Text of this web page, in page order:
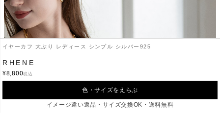
イヤーカフ 大ぶり レディース シンプル シルバー925
RHENE
¥8,800税込
色・サイズをえらぶ
イメージ違い返品・サイズ交換OK・送料無料
-短めショートネックレス-